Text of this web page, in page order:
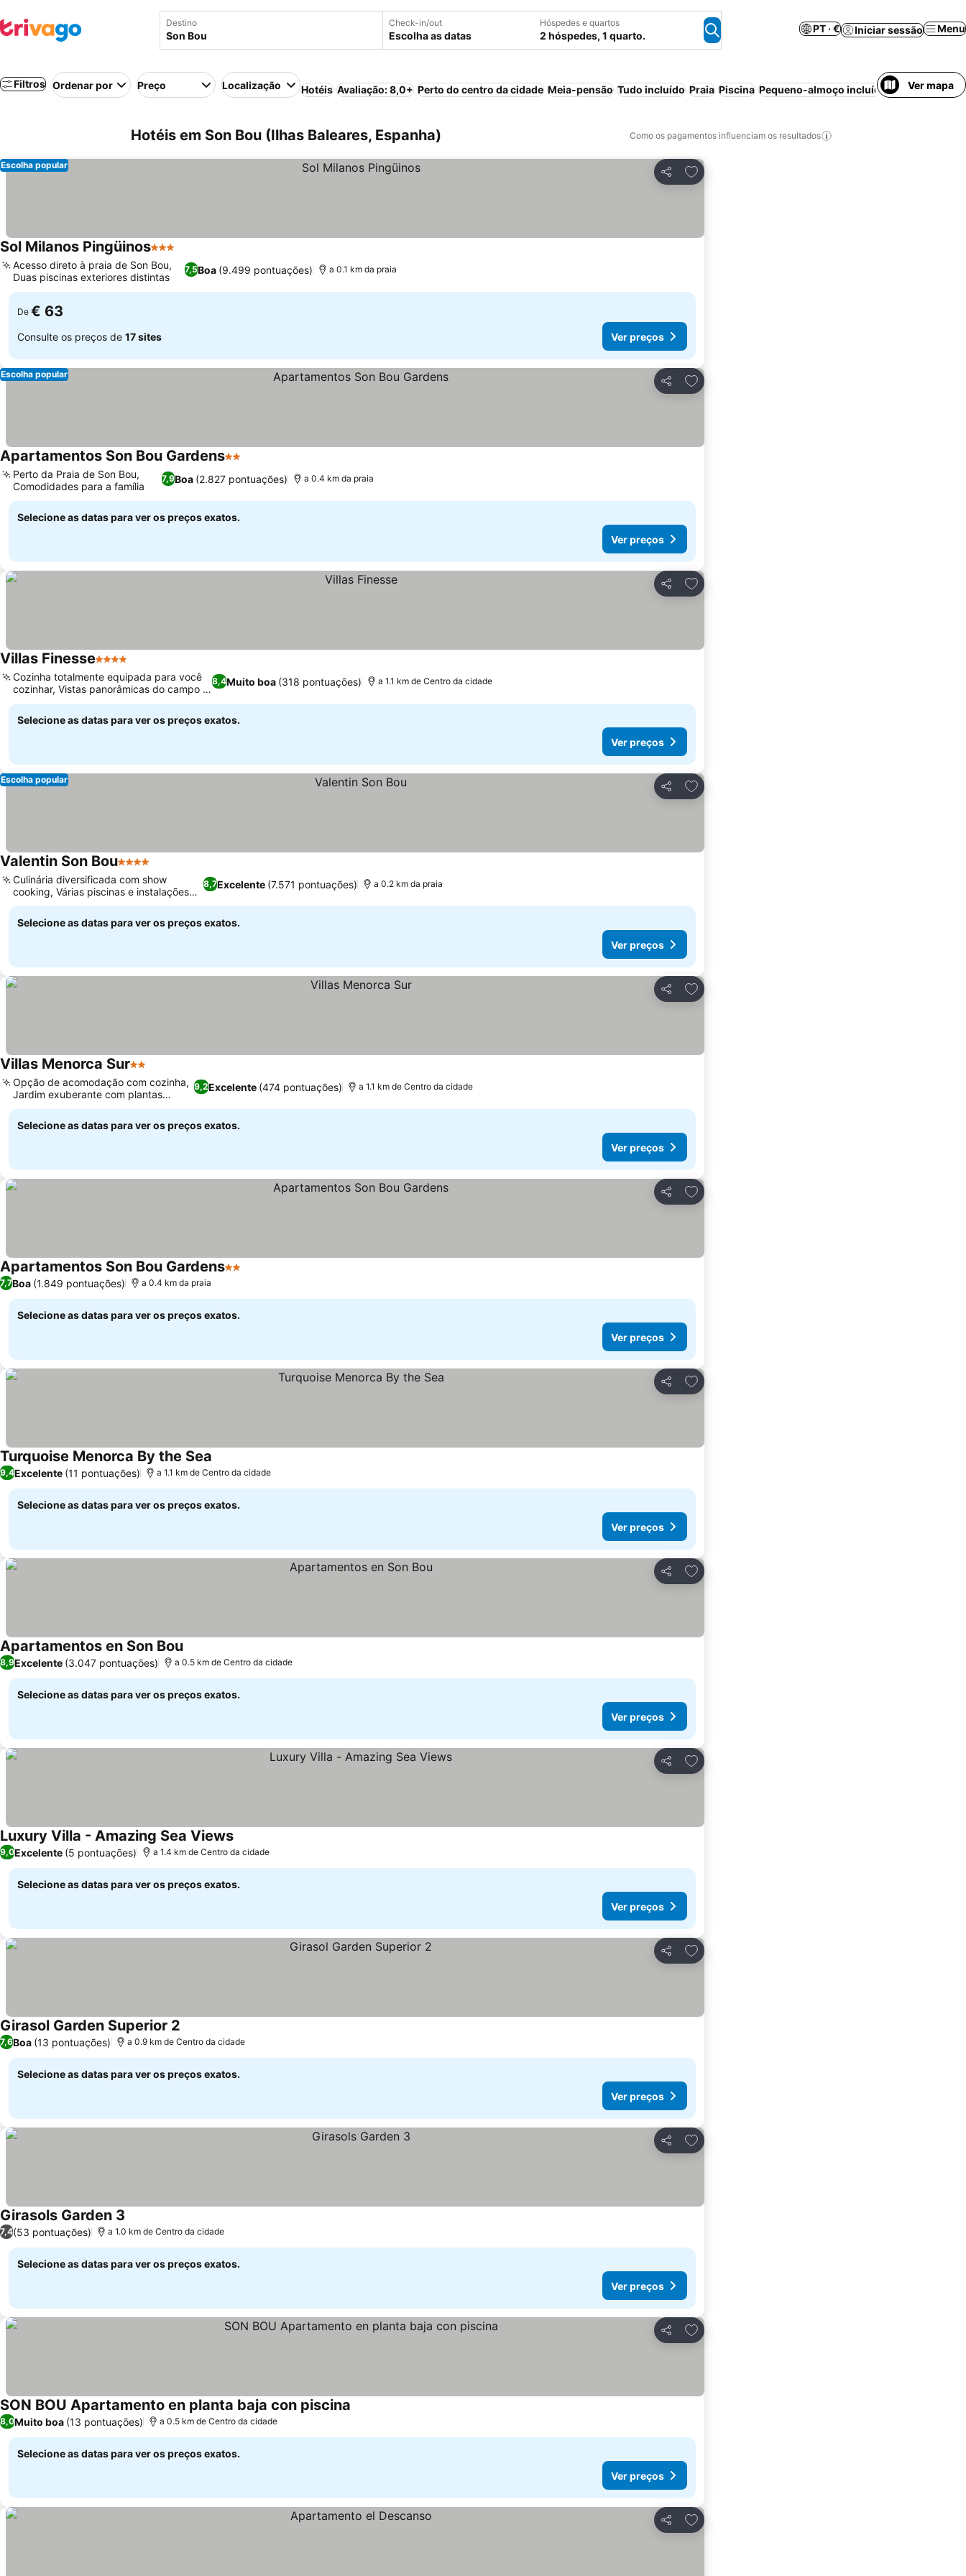
Destino Check-in/out
Escolha as datas
Hóspedes e quartos
2 hóspedes, 1 quarto.
PT · € Iniciar sessão Menu
Filtros Ordenar por Preço Localização Hotéis Avaliação: 8,0+ Perto do centro da cidade Meia-pensão Tudo incluído Praia Piscina Pequeno-almoço incluído Pensão
Ver mapa
Hotéis em Son Bou (Ilhas Baleares, Espanha) Como os pagamentos influenciam os resultados
Partilhar
Adicionar aos favoritos
Escolha popular
Sol Milanos Pingüinos3 Estrelas
7,5Boa (9.499 pontuações)
Acesso direto à praia de Son Bou,
Duas piscinas exteriores distintas
a 0.1 km da praia
De € 63
Consulte os preços de 17 sites Ver preços
Partilhar
Adicionar aos favoritos
Escolha popular
Apartamentos Son Bou Gardens2 Estrelas
7,9Boa (2.827 pontuações)
Perto da Praia de Son Bou,
Comodidades para a família
a 0.4 km da praia
Selecione as datas para ver os preços exatos.
Ver preços
Partilhar
Adicionar aos favoritos
Villas Finesse4 Estrelas
8,4Muito boa (318 pontuações)
Cozinha totalmente equipada para você
cozinhar, Vistas panorâmicas do campo e
do mar
a 1.1 km de Centro da cidade
Selecione as datas para ver os preços exatos.
Ver preços
Partilhar
Adicionar aos favoritos
Escolha popular
Valentin Son Bou4 Estrelas
8,7Excelente (7.571 pontuações)
Culinária diversificada com show
cooking, Várias piscinas e instalações
de bem-estar
a 0.2 km da praia
Selecione as datas para ver os preços exatos.
Ver preços
Partilhar
Adicionar aos favoritos
Villas Menorca Sur2 Estrelas
9,2Excelente (474 pontuações)
Opção de acomodação com cozinha,
Jardim exuberante com plantas
nativas
a 1.1 km de Centro da cidade
Selecione as datas para ver os preços exatos.
Ver preços
Partilhar
Adicionar aos favoritos
Apartamentos Son Bou Gardens2 Estrelas
7,7Boa (1.849 pontuações) a 0.4 km da praia
Selecione as datas para ver os preços exatos.
Ver preços
Partilhar
Adicionar aos favoritos
Turquoise Menorca By the Sea
9,4Excelente (11 pontuações) a 1.1 km de Centro da cidade
Selecione as datas para ver os preços exatos.
Ver preços
Partilhar
Adicionar aos favoritos
Apartamentos en Son Bou
8,9Excelente (3.047 pontuações) a 0.5 km de Centro da cidade
Selecione as datas para ver os preços exatos.
Ver preços
Partilhar
Adicionar aos favoritos
Luxury Villa - Amazing Sea Views
9,0Excelente (5 pontuações) a 1.4 km de Centro da cidade
Selecione as datas para ver os preços exatos.
Ver preços
Partilhar
Adicionar aos favoritos
Girasol Garden Superior 2
7,6Boa (13 pontuações) a 0.9 km de Centro da cidade
Selecione as datas para ver os preços exatos.
Ver preços
Partilhar
Adicionar aos favoritos
Girasols Garden 3
7,4(53 pontuações) a 1.0 km de Centro da cidade
Selecione as datas para ver os preços exatos.
Ver preços
Partilhar
Adicionar aos favoritos
SON BOU Apartamento en planta baja con piscina
8,0Muito boa (13 pontuações) a 0.5 km de Centro da cidade
Selecione as datas para ver os preços exatos.
Ver preços
Partilhar
Adicionar aos favoritos